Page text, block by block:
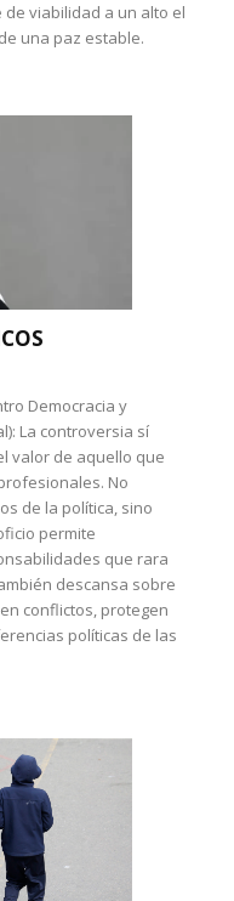
viabilidad a un alto el
una paz estable.
Democracia y
La controversia sí
valor de aquello que
No
de la política, sino
permite
que rara
descansa sobre
conflictos, protegen
políticas de las